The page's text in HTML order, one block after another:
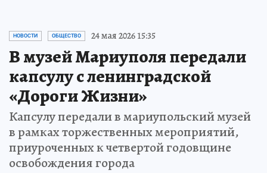
НОВОСТИ ОБЩЕСТВО 24 мая 2026 15:35
В музей Мариуполя передали
капсулу с ленинградской
«Дороги Жизни»
Капсулу передали в мариупольский музей
в рамках торжественных мероприятий,
приуроченных к четвертой годовщине
освобождения города